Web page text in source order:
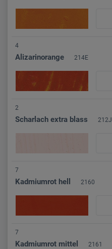
4
Alizarinorange 214E
2
Scharlach extra blass 212J
7
Kadmiumrot hell 2160
7
Kadmiumrot mittel 2161